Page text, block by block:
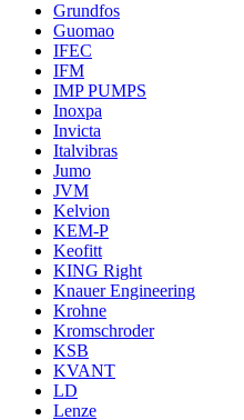
Grundfos
Guomao
IFEC
IFM
IMP PUMPS
Inoxpa
Invicta
Italvibras
Jumo
JVM
Kelvion
KEM-P
Keofitt
KING Right
Knauer Engineering
Krohne
Kromschroder
KSB
KVANT
LD
Lenze